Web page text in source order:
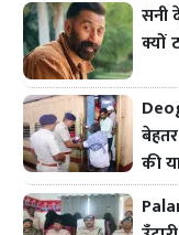
सनी
क्यों
की